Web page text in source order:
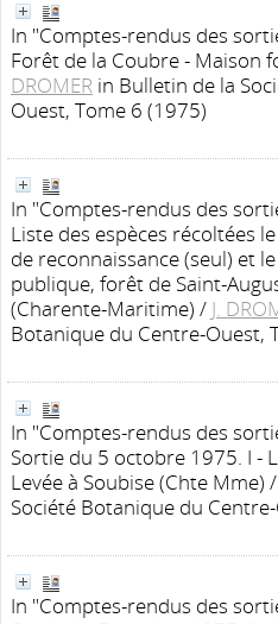
In "Comptes-rendus des
Forêt de la Coubre - Maison
DROMER in Bulletin de la
Ouest, Tome 6 (1975)
In "Comptes-rendus des
Liste des espèces récoltées
de reconnaissance (seul) et
publique, forêt de Saint-
(Charente-Maritime) / J.
Botanique du Centre-Ouest,
In "Comptes-rendus des
Sortie du 5 octobre 1975. I -
Levée à Soubise (Chte Mme) /
Société Botanique du
In "Comptes-rendus des